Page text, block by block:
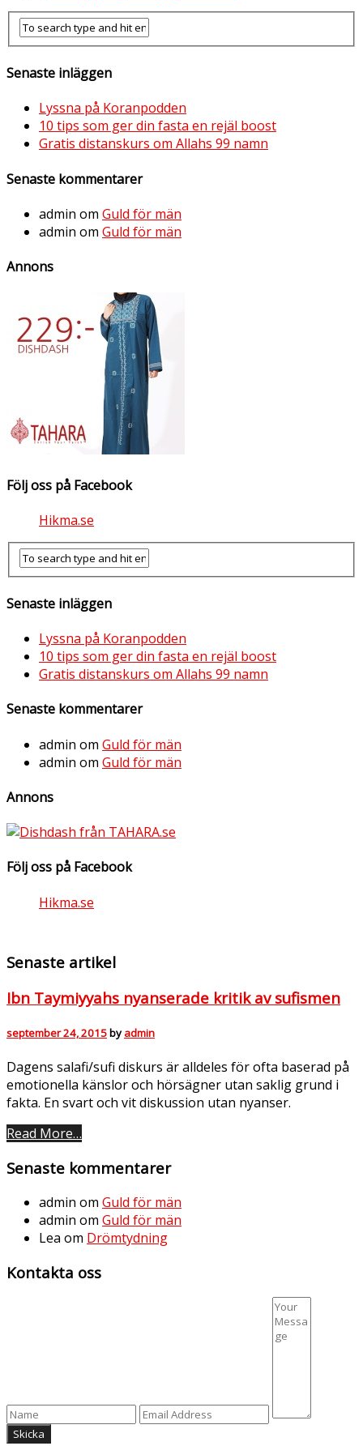
Senaste inläggen
Lyssna på Koranpodden
10 tips som ger din fasta en rejäl boost
Gratis distanskurs om Allahs 99 namn
Senaste kommentarer
admin om Guld för män
admin om Guld för män
Annons
Följ oss på Facebook
Hikma.se
Senaste inläggen
Lyssna på Koranpodden
10 tips som ger din fasta en rejäl boost
Gratis distanskurs om Allahs 99 namn
Senaste kommentarer
admin om Guld för män
admin om Guld för män
Annons
Följ oss på Facebook
Hikma.se
Senaste artikel
Ibn Taymiyyahs nyanserade kritik av sufismen
september 24, 2015byadmin
Dagens salafi/sufi diskurs är alldeles för ofta baserad på
emotionella känslor och hörsägner utan saklig grund i
fakta. En svart och vit diskussion utan nyanser.
Read More…
Senaste kommentarer
admin om Guld för män
admin om Guld för män
Lea om Drömtydning
Kontakta oss